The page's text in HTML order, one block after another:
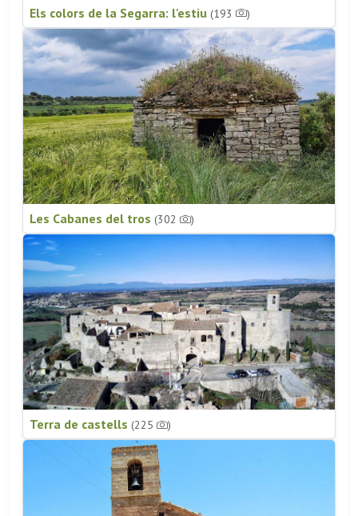
Els colors de la Segarra: l'estiu (193 )
Les Cabanes del tros (302 )
Terra de castells (225 )